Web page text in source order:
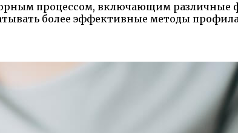
процессом, включающим различные
более эффективные методы